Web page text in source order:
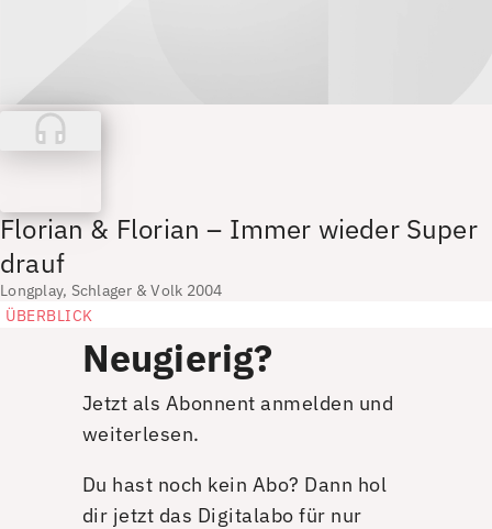
Florian & Florian – Immer wieder Super
drauf
Longplay, Schlager & Volk 2004
ÜBERBLICK
Neugierig?
Jetzt als Abonnent anmelden und
weiterlesen.
Du hast noch kein Abo? Dann hol
dir jetzt das Digitalabo für nur